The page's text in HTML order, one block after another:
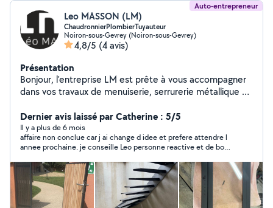
Auto-entrepreneur
Leo MASSON (LM)
ChaudronnierPlombierTuyauteur
Noiron-sous-Gevrey (Noiron-sous-Gevrey)
4,8/5 (4 avis)
Présentation
Bonjour, l'entreprise LM est prête à vous accompagner
dans vos travaux de menuiserie, serrurerie métallique et
Garde-corps aux portes, portails et véranda ainsi que
les inserts de cheminée, je serai à l'écoute de votre
projet. Je réalise également des installations en
tuyauterie d'adoucisseur, de filtre et je propose la
maintenance des installations. En plomberie je
m'occuperaient des raccordements sanitaires(baignoire
évier toilette) en cuivre ou multicouche. Les devis sont
gratuits.
Dernier avis laissé par Catherine : 5/5
Il y a plus de 6 mois
affaire non conclue car j ai change d idee et prefere attendre l
annee prochaine. je conseille Leo personne reactive et de bons